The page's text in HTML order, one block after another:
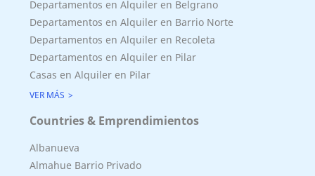
Superficie total del inmueble 253.94 M2
Cubierta: 174.76 M2
Semicubierta 8.99 M2
Departamentos en Alquiler en Belgrano
Departamentos en Alquiler en Barrio Norte
Departamentos en Alquiler en Recoleta
Departamentos en Alquiler en Pilar
Casas en Alquiler en Pilar
VER MÁS
Countries & Emprendimientos
Albanueva
Almahue Barrio Privado